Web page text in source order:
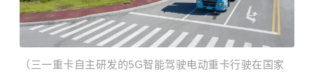
​（三一重卡自主研发的5G智能驾驶电动重卡行驶在国家